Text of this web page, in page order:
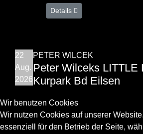
Details
22
Aug.
2026
PETER WILCEK
Peter Wilceks LITTLE
Kurpark Bd Eilsen
Wir benutzen Cookies
Wir nutzen Cookies auf unserer
essenziell für den Betrieb der Seite,